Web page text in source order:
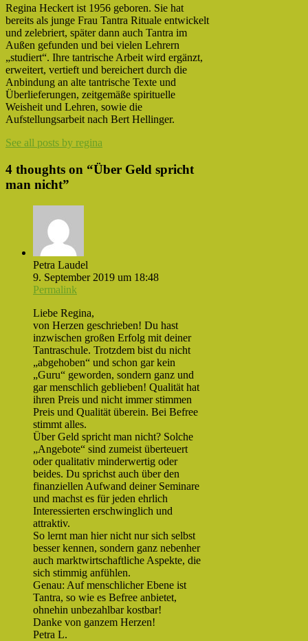
Regina Heckert ist 1956 geboren. Sie hat
bereits als junge Frau Tantra Rituale entwickelt
und zelebriert, später dann auch Tantra im
Außen gefunden und bei vielen Lehrern
„studiert“. Ihre tantrische Arbeit wird ergänzt,
erweitert, vertieft und bereichert durch die
Anbindung an alte tantrische Texte und
Überlieferungen, zeitgemäße spirituelle
Weisheit und Lehren, sowie die
Aufstellungsarbeit nach Bert Hellinger.
See all posts by regina
4 thoughts on “Über Geld spricht
man nicht”
Petra Laudel
9. September 2019 um 18:48
Permalink
Liebe Regina,
von Herzen geschrieben! Du hast
inzwischen großen Erfolg mit deiner
Tantraschule. Trotzdem bist du nicht
„abgehoben“ und schon gar kein
„Guru“ geworden, sondern ganz und
gar menschlich geblieben! Qualität hat
ihren Preis und nicht immer stimmen
Preis und Qualität überein. Bei Befree
stimmt alles.
Über Geld spricht man nicht? Solche
„Angebote“ sind zumeist überteuert
oder qualitativ minderwertig oder
beides. Du sprichst auch über den
finanziellen Aufwand deiner Seminare
und machst es für jeden ehrlich
Interessierten erschwinglich und
attraktiv.
So lernt man hier nicht nur sich selbst
besser kennen, sondern ganz nebenher
auch marktwirtschaftliche Aspekte, die
sich stimmig anfühlen.
Genau: Auf menschlicher Ebene ist
Tantra, so wie es Befree anbietet,
ohnehin unbezahlbar kostbar!
Danke von ganzem Herzen!
Petra L.